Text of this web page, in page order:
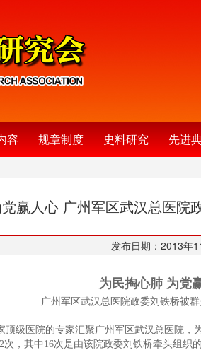
容 规章制度 史料研究 先进
赢人心 广州军区武汉总医院
发布日期：2013年
为民掏心肺 为党
广州军区武汉总医院政委刘铁桥被
级医院的专家汇聚广州军区武汉总医院，
，其中16次是由该院政委刘铁桥牵头组织的